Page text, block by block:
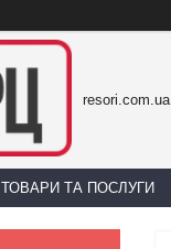
resori.com.ua
ТОВАРИ ТА ПОСЛУГИ